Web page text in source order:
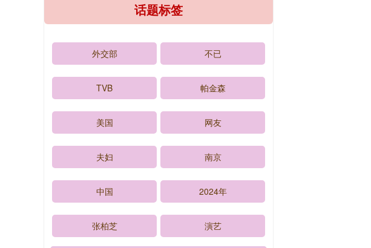
话题标签
外交部 不已
TVB 帕金森
美国 网友
夫妇 南京
中国 2024年
张柏芝 演艺